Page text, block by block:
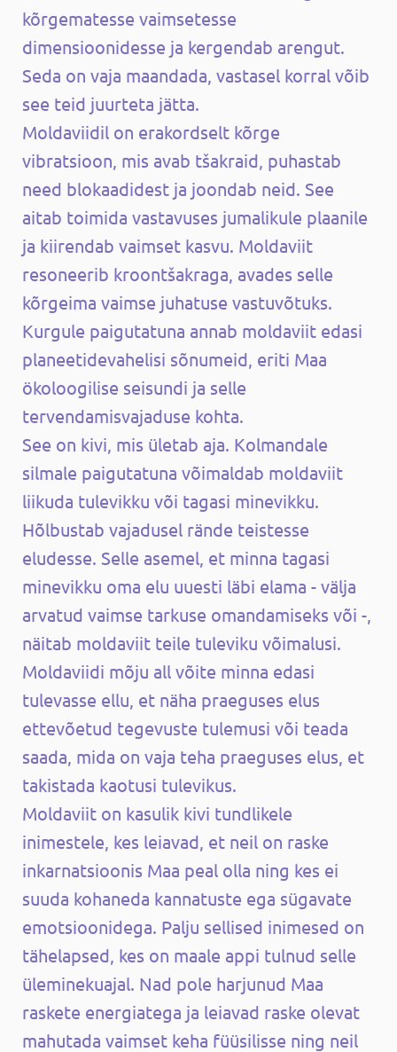
kõrgematesse vaimsetesse
dimensioonidesse ja kergendab arengut.
Seda on vaja maandada, vastasel korral võib
see teid juurteta jätta.
Moldaviidil on erakordselt kõrge
vibratsioon, mis avab tšakraid, puhastab
need blokaadidest ja joondab neid. See
aitab toimida vastavuses jumalikule plaanile
ja kiirendab vaimset kasvu. Moldaviit
resoneerib kroontšakraga, avades selle
kõrgeima vaimse juhatuse vastuvõtuks.
Kurgule paigutatuna annab moldaviit edasi
planeetidevahelisi sõnumeid, eriti Maa
ökoloogilise seisundi ja selle
tervendamisvajaduse kohta.
See on kivi, mis ületab aja. Kolmandale
silmale paigutatuna võimaldab moldaviit
liikuda tulevikku või tagasi minevikku.
Hõlbustab vajadusel rände teistesse
eludesse. Selle asemel, et minna tagasi
minevikku oma elu uuesti läbi elama - välja
arvatud vaimse tarkuse omandamiseks või -,
näitab moldaviit teile tuleviku võimalusi.
Moldaviidi mõju all võite minna edasi
tulevasse ellu, et näha praeguses elus
ettevõetud tegevuste tulemusi või teada
saada, mida on vaja teha praeguses elus, et
takistada kaotusi tulevikus.
Moldaviit on kasulik kivi tundlikele
inimestele, kes leiavad, et neil on raske
inkarnatsioonis Maa peal olla ning kes ei
suuda kohaneda kannatuste ega sügavate
emotsioonidega. Palju sellised inimesed on
tähelapsed, kes on maale appi tulnud selle
üleminekuajal. Nad pole harjunud Maa
raskete energiatega ja leiavad raske olevat
mahutada vaimset keha füüsilisse ning neil